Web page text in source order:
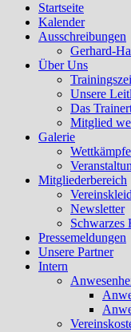
Startseite
Kalender
Ausschreibungen
Gerhard-
Über Uns
Unsere
Das
Mitglied
Galerie
Wettkämpfe
Mitgliederbereich
Newsletter
Schwarzes
Pressemeldungen
Unsere Partner
Intern